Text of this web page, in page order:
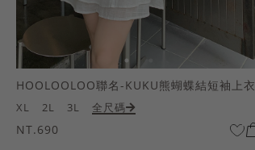
HOOLOOLOO聯名-KUKU熊蝴蝶結短袖上衣
XL 2L 3L 全尺碼
NT.690